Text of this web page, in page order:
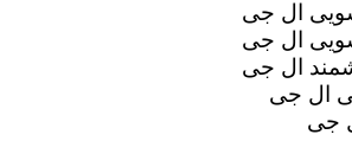
ال جی
ال جی
ال جی
ال جی
جی